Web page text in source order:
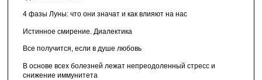
4 фазы Луны: что они значат и как влияют на нас
Истинное смирение. Диалектика
Все получится, если в душе любовь
В основе всех болезней лежат непреодоленный стресс и
снижение иммунитета